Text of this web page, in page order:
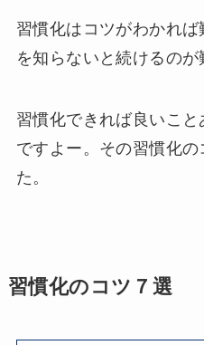
習慣化はコツがわかれ
を知らないと続けるのが
習慣化できれば良いこ
ですよー。その習慣化
た。
習慣化のコツ７選